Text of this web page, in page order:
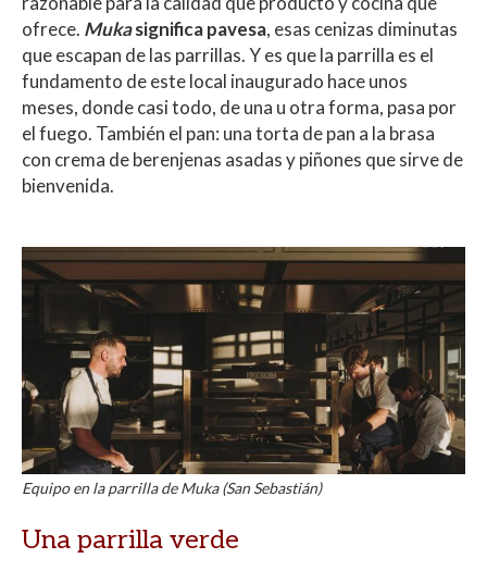
ofrece. Mukasignifica pavesa, esas cenizas diminutas
que escapan de las parrillas. Y es que la parrilla es el
fundamento de este local inaugurado hace unos
meses, donde casi todo, de una u otra forma, pasa por
el fuego. También el pan: una torta de pan a la brasa
con crema de berenjenas asadas y piñones que sirve de
bienvenida.
Equipo en la parrilla de Muka (San Sebastián)
Una parrilla verde